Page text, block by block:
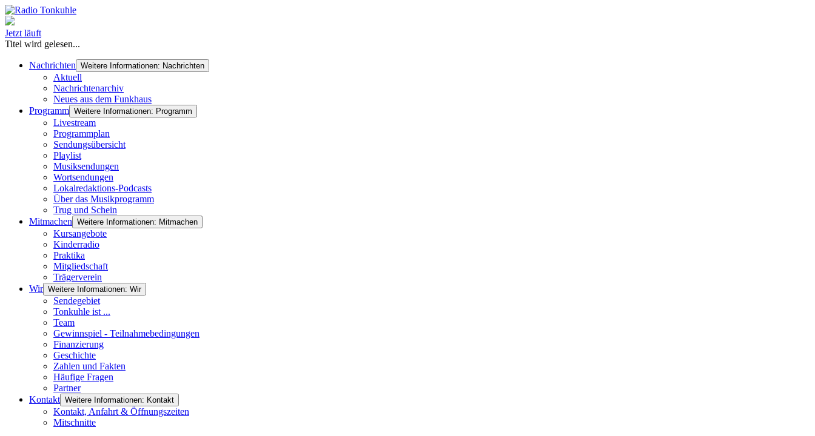
Jetzt läuft
Titel wird gelesen...
Nachrichten Weitere Informationen: Nachrichten
Aktuell
Nachrichtenarchiv
Neues aus dem Funkhaus
Programm Weitere Informationen: Programm
Livestream
Programmplan
Sendungsübersicht
Playlist
Musiksendungen
Wortsendungen
Lokalredaktions-Podcasts
Über das Musikprogramm
Trug und Schein
Mitmachen Weitere Informationen: Mitmachen
Kursangebote
Kinderradio
Praktika
Mitgliedschaft
Trägerverein
Wir Weitere Informationen: Wir
Sendegebiet
Tonkuhle ist ...
Team
Gewinnspiel - Teilnahmebedingungen
Finanzierung
Geschichte
Zahlen und Fakten
Häufige Fragen
Partner
Kontakt Weitere Informationen: Kontakt
Kontakt, Anfahrt & Öffnungszeiten
Mitschnitte